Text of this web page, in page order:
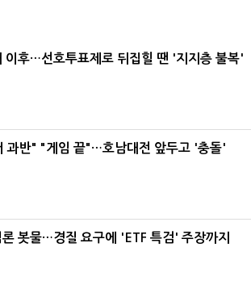
이후…선호투표제로 뒤집힐 땐 '지지층 불복'
과반" "게임 끝"…호남대전 앞두고 '충돌'
론 봇물…경질 요구에 'ETF 특검' 주장까지